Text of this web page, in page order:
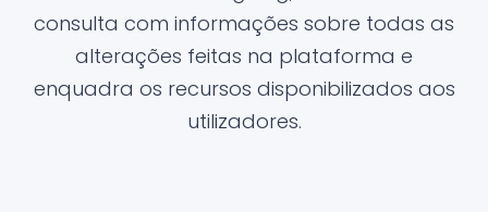
consulta com informações sobre todas as
alterações feitas na plataforma e
enquadra os recursos disponibilizados aos
utilizadores.